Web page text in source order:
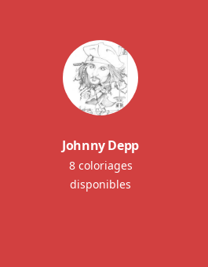
Johnny Depp
8 coloriages
disponibles